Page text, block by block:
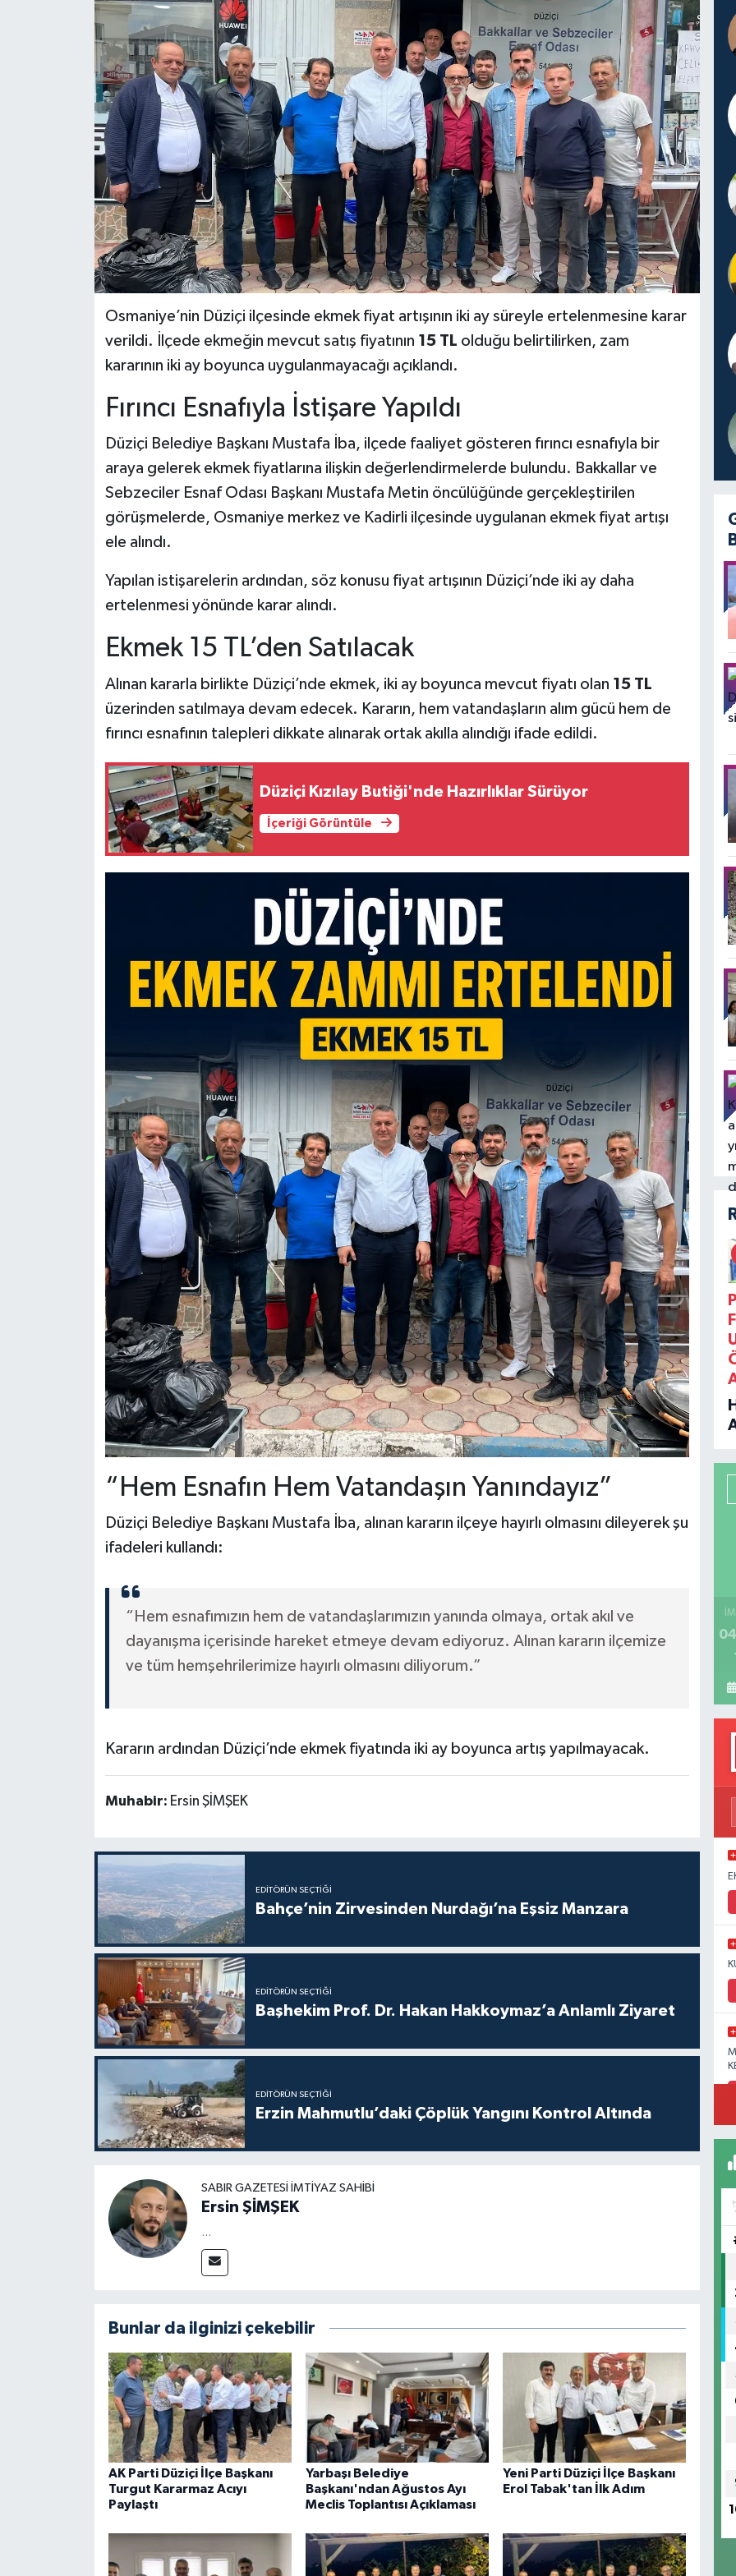
Osmaniye’nin Düziçi ilçesinde ekmek fiyat artışının iki ay süreyle ertelenmesine karar
verildi. İlçede ekmeğin mevcut satış fiyatının 15 TL olduğu belirtilirken, zam
kararının iki ay boyunca uygulanmayacağı açıklandı.
Fırıncı Esnafıyla İstişare Yapıldı
Düziçi Belediye Başkanı Mustafa İba, ilçede faaliyet gösteren fırıncı esnafıyla bir
araya gelerek ekmek fiyatlarına ilişkin değerlendirmelerde bulundu. Bakkallar ve
Sebzeciler Esnaf Odası Başkanı Mustafa Metin öncülüğünde gerçekleştirilen
görüşmelerde, Osmaniye merkez ve Kadirli ilçesinde uygulanan ekmek fiyat artışı
ele alındı.
Yapılan istişarelerin ardından, söz konusu fiyat artışının Düziçi’nde iki ay daha
ertelenmesi yönünde karar alındı.
Ekmek 15 TL’den Satılacak
Alınan kararla birlikte Düziçi’nde ekmek, iki ay boyunca mevcut fiyatı olan 15 TL
üzerinden satılmaya devam edecek. Kararın, hem vatandaşların alım gücü hem de
fırıncı esnafının talepleri dikkate alınarak ortak akılla alındığı ifade edildi.
Düziçi Kızılay Butiği'nde Hazırlıklar Sürüyor
İçeriği Görüntüle
“Hem Esnafın Hem Vatandaşın Yanındayız”
Düziçi Belediye Başkanı Mustafa İba, alınan kararın ilçeye hayırlı olmasını dileyerek şu
ifadeleri kullandı:
“Hem esnafımızın hem de vatandaşlarımızın yanında olmaya, ortak akıl ve
dayanışma içerisinde hareket etmeye devam ediyoruz. Alınan kararın ilçemize
ve tüm hemşehrilerimize hayırlı olmasını diliyorum.”
Kararın ardından Düziçi’nde ekmek fiyatında iki ay boyunca artış yapılmayacak.
Muhabir: Ersin ŞİMŞEK
EDITÖRÜN SEÇTIĞI
Bahçe’nin Zirvesinden Nurdağı’na Eşsiz Manzara
EDITÖRÜN SEÇTIĞI
Başhekim Prof. Dr. Hakan Hakkoymaz’a Anlamlı Ziyaret
EDITÖRÜN SEÇTIĞI
Erzin Mahmutlu’daki Çöplük Yangını Kontrol Altında
SABIR GAZETESI İMTIYAZ SAHIBI
Ersin ŞİMŞEK
...
Bunlar da ilginizi çekebilir
AK Parti Düziçi İlçe Başkanı
Turgut Kararmaz Acıyı
Paylaştı
Yarbaşı Belediye
Başkanı'ndan Ağustos Ayı
Meclis Toplantısı Açıklaması
Yeni Parti Düziçi İlçe Başkanı
Erol Tabak'tan İlk Adım